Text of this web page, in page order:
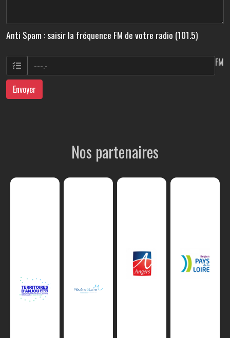
Anti Spam : saisir la fréquence FM de votre radio (101.5)
FM
Envoyer
Nos partenaires